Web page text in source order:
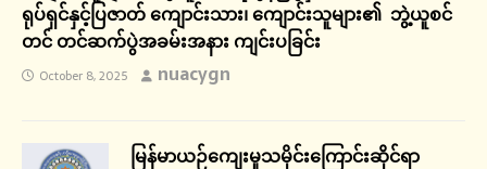
ရုပ်ရှင်နှင့်ပြဇာတ် ကျောင်းသား၊ ကျောင်းသူများ၏ ဘွဲ့ယူစင်
တင် တင်ဆက်ပွဲအခမ်းအနား ကျင်းပခြင်း
October 8, 2025 nuacygn
မြန်မာယဉ်ကျေးမှုသမိုင်းကြောင်းဆိုင်ရာ